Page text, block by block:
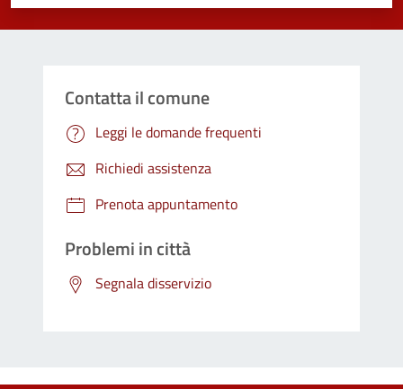
Contatta il comune
Leggi le domande frequenti
Richiedi assistenza
Prenota appuntamento
Problemi in città
Segnala disservizio